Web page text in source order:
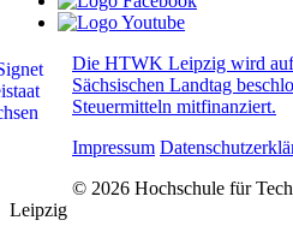
Die HTWK Leipzig wird
Sächsischen Landtag
Steuermitteln mitfinanziert.
Impressum
© 2026 Hochschule für
Leipzig